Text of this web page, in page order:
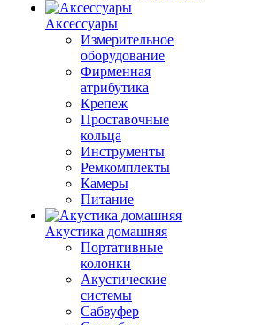
Аксессуары
Измерительное
оборудование
Фирменная
атрибутика
Крепеж
Проставочные
кольца
Инструменты
Ремкомплекты
Камеры
Питание
Акустика домашняя
Портативные
колонки
Акустические
системы
Сабвуфер